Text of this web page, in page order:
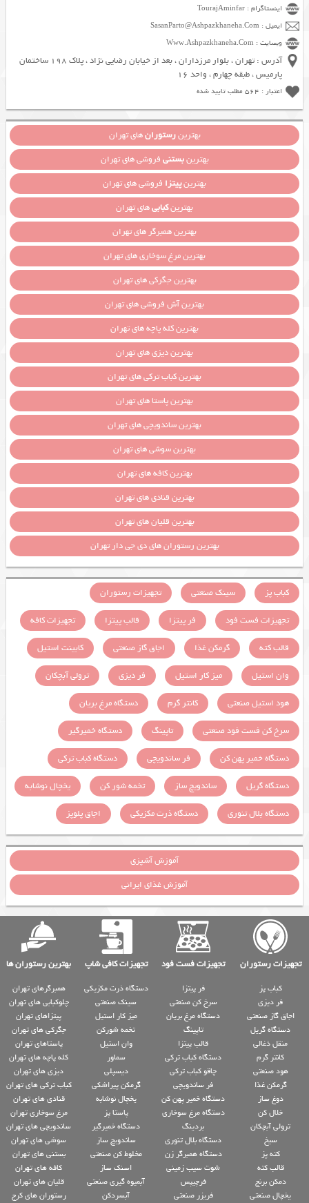
اینستاگرام : TourajAminfar
ایمیل : SasanParto@Ashpazkhaneha.Com
وبسایت : Www.Ashpazkhaneha.Com
آدرس : تهران ، بلوار مرزداران ، بعد از خیابان رضایی نژاد ، پلاک 198 ساختمان
پارمیس ، طبقه چهارم ، واحد 16
اعتبار : 564 مطلب تایید شده
بهترینرستورانهای تهران
بهترینبستنی فروشی های تهران
بهترینپیتزا فروشی های تهران
بهترینکبابیهای تهران
بهترین همبرگر های تهران
بهترین مرغ سوخاری های تهران
بهترین جگرکی های تهران
بهترین آش فروشی های تهران
بهترین کله پاچه های تهران
بهترین دیزی های تهران
بهترین کباب ترکی های تهران
بهترین پاستا های تهران
بهترین ساندویچی های تهران
بهترین سوشی های تهران
بهترین کافه های تهران
بهترین قنادی های تهران
بهترین قلیان های تهران
بهترین رستوران های دی جی دار تهران
کباب پز سینک صنعتی
تجهیزات رستوران
تجهیزات فست فود
فر پیتزا قالب پیتزا
تجهیزات کافه
قالب کته
گرمکن غذا اجاق گاز صنعتی
کابینت استیل
وان استیل
میز کار استیل فر دیزی
ترولی آبچکان
هود استیل صنعتی
کانتر گرم
دستگاه مرغ بریان
سرخ کن فست فود صنعتی
تاپینگ
دستگاه خمیرگیر
دستگاه خمیر پهن کن
فر ساندویچی
دستگاه کباب ترکی
دستگاه گریل
ساندویچ ساز تخمه شور کن
یخچال نوشابه
دستگاه بلال تنوری
دستگاه ذرت مکزیکی اجاق پلوپز
آموزش آشپزی
آموزش غذای ایرانی
تجهیزات رستوران تجهیزات فست فود تجهیزات کافی شاپ بهترین رستوران ها
کباب پز
فر دیزی
اجاق گاز صنعتی
دستگاه گریل
منقل ذغالی
کانتر گرم
هود صنعتی
گرمکن غذا
دوغ ساز
خلال کن
ترولی آبچکان
سیخ
کته پز
قالب کته
دمکن برنج
یخچال صنعتی
فر پیتزا
سرخ کن صنعتی
دستگاه مرغ بریان
تاپینگ
قالب پیتزا
دستگاه کباب ترکی
چاقو کباب ترکی
فر ساندویچی
دستگاه خمیر پهن کن
دستگاه مرغ سوخاری
بردینگ
دستگاه بلال تنوری
دستگاه همبرگر زن
شوت سیب زمینی
فرچیپس
فریزر صنعتی
دستگاه ذرت مکزیکی
سینک صنعتی
میز کار استیل
تخمه شورکن
وان استیل
سماور
دیسپلی
گرمکن پیراشکی
یخچال نوشابه
پاستا پز
دستگاه خمیرگیر
ساندویچ ساز
مخلوط کن صنعتی
اسنک ساز
آبمیوه گیری صنعتی
آبسردکن
همبرگرهای تهران
چلوکبابی های تهران
پیتزاهای تهران
جگرکی های تهران
پاستاهای تهران
کله پاچه های تهران
دیزی های تهران
کباب ترکی های تهران
قنادی های تهران
مرغ سوخاری تهران
ساندویچی های تهران
سوشی های تهران
بستنی های تهران
کافه های تهران
قلیان های تهران
رستوران های کرج